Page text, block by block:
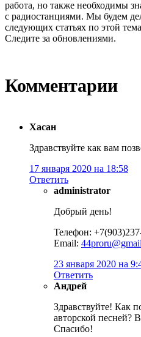
работа, но также необходимы
с радиостанциями. Мы будем
следующих статьях по этой
Следите за обновлениями.
Комментарии
Хасан
Здравствуйте как вам
17 января 2020 на 18:58
Ответить
administrator
Добрый день!
Телефон:
Email:
23 января 2020 на
Ответить
Андрей
Здравствуйте! Как
авторской песней?
Спасибо!